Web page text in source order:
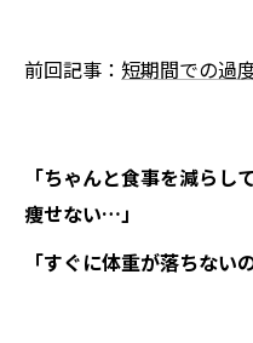
前回記事： 短期間での過
「ちゃんと食事を減ら
痩せない…」
「すぐに体重が落ちない